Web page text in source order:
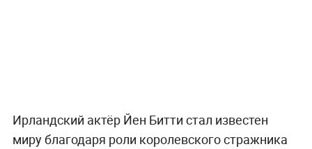
Ирландский актёр Йен Битти стал известен
миру благодаря роли королевского стражника